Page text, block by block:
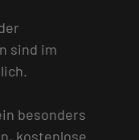
sind im
besonders
kostenlose